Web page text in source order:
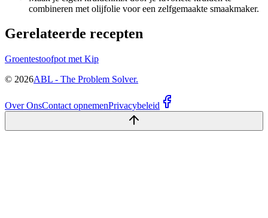
combineren met olijfolie voor een zelfgemaakte smaakmaker.
Gerelateerde recepten
Groentestoofpot met Kip
© 2026ABL - The Problem Solver.
Over OnsContact opnemenPrivacybeleid